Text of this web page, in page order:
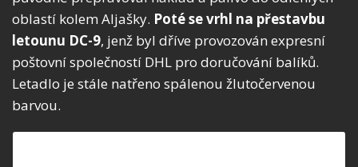
oblastí kolem Aljašky. Poté se vrhl na přestavbu
letounu DC-9, jenž byl dříve provozován expresní
poštovní společností DHL pro doručování balíků.
Letadlo je stále natřeno spálenou žlutočervenou
barvou.